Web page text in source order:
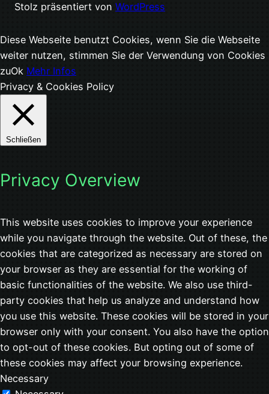
Stolz präsentiert von WordPress
Diese Webseite benutzt Cookies, wenn Sie die Webseite
weiter nutzen, stimmen Sie der Verwendung von Cookies
zuOk Mehr Infos
Privacy & Cookies Policy
Schließen
Privacy Overview
This website uses cookies to improve your experience
while you navigate through the website. Out of these, the
cookies that are categorized as necessary are stored on
your browser as they are essential for the working of
basic functionalities of the website. We also use third-
party cookies that help us analyze and understand how
you use this website. These cookies will be stored in your
browser only with your consent. You also have the option
to opt-out of these cookies. But opting out of some of
these cookies may affect your browsing experience.
Necessary